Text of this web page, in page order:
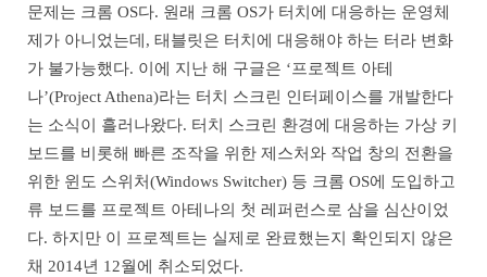
문제는 크롬 OS다. 원래 크롬 OS가 터치에 대응하는 운영체
제가 아니었는데, 태블릿은 터치에 대응해야 하는 터라 변화
가 불가능했다. 이에 지난 해 구글은 ‘프로젝트 아테
나’(Project Athena)라는 터치 스크린 인터페이스를 개발한다
는 소식이 흘러나왔다. 터치 스크린 환경에 대응하는 가상 키
보드를 비롯해 빠른 조작을 위한 제스처와 작업 창의 전환을
위한 윈도 스위처(Windows Switcher) 등 크롬 OS에 도입하고
류 보드를 프로젝트 아테나의 첫 레퍼런스로 삼을 심산이었
다. 하지만 이 프로젝트는 실제로 완료했는지 확인되지 않은
채 2014년 12월에 취소되었다.